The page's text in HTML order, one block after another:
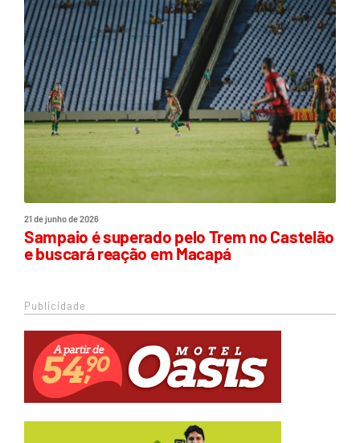
21 de junho de 2026
Sampaio é superado pelo Trem no Castelão
e buscará reação em Macapá
Publicidade